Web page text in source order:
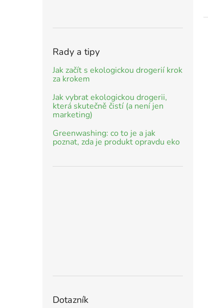
Rady a tipy
Jak začít s ekologickou drogerií krok
za krokem
Jak vybrat ekologickou drogerii,
která skutečně čistí (a není jen
marketing)
Greenwashing: co to je a jak
poznat, zda je produkt opravdu eko
Dotazník